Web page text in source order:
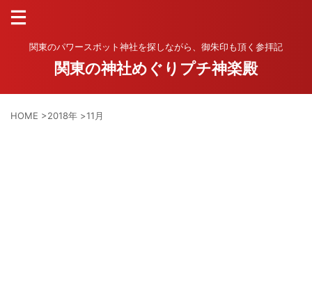
関東のパワースポット神社を探しながら、御朱印も頂く参拝記
関東の神社めぐりプチ神楽殿
HOME >2018年 >11月